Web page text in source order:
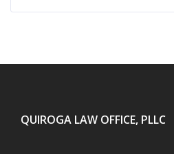
QUIROGA LAW OFFICE, PLLC